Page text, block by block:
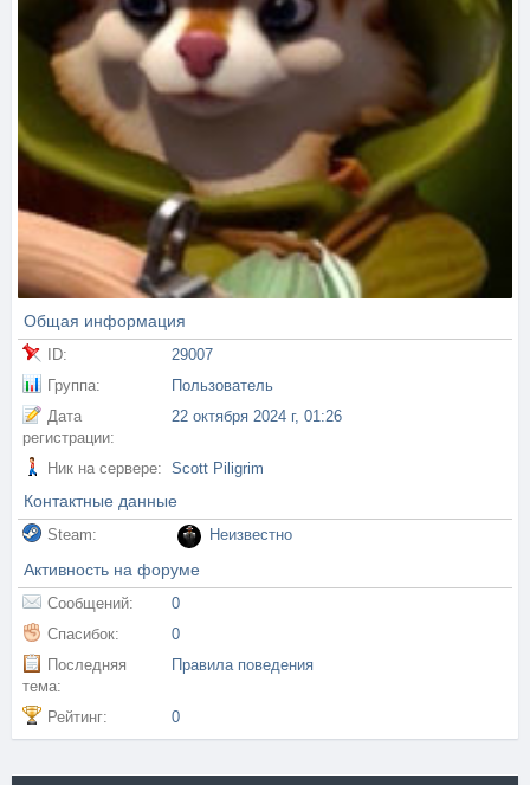
Общая информация
ID:
29007
Группа:
Пользователь
Дата
регистрации:
22 октября 2024 г, 01:26
Ник на сервере: Scott Piligrim
Контактные данные
Steam: Неизвестно
Активность на форуме
Сообщений:
0
Спасибок:
0
Последняя
тема:
Правила поведения
Рейтинг: 0